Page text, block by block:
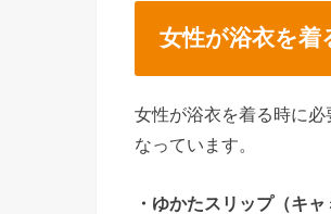
女性が浴衣を着
女性が浴衣を着る時に
なっています。
・ゆかたスリップ（キ